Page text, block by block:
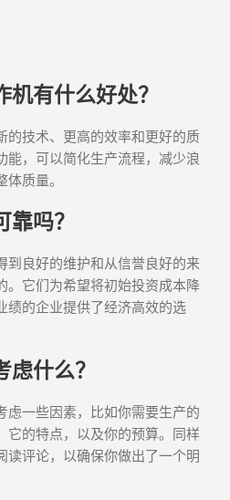
有什么好处？
的技术、更高的效率和更好的质
能，可以简化生产流程，减少浪
质量。
吗？
到良好的维护和从信誉良好的来
。它们为希望将初始投资成本降
绩的企业提供了经济高效的选
什么？
虑一些因素，比如你需要生产的
它的特点，以及你的预算。同样
读评论，以确保你做出了一个明